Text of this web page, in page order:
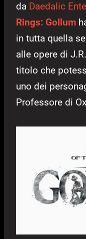
da Daedalic
Rings: Gollum
in tutta quella
alle opere di
titolo che
uno dei
Professore di